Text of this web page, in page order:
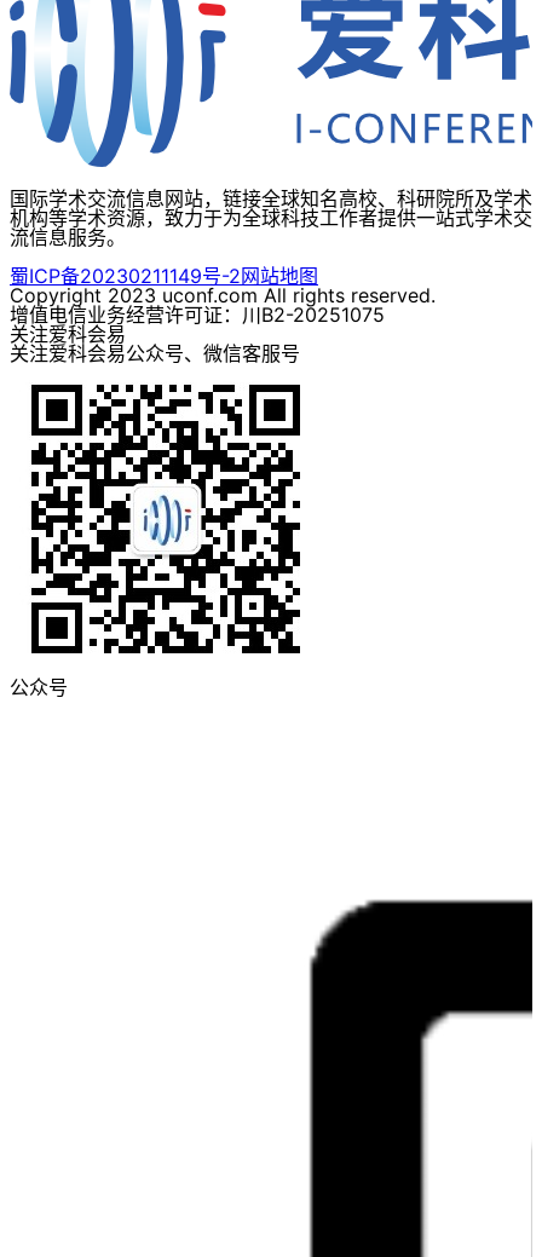
国际学术交流信息网站，链接全球知名高校、科研院所及学术
机构等学术资源，致力于为全球科技工作者提供一站式学术交
流信息服务。
蜀ICP备20230211149号-2网站地图
Copyright 2023 uconf.com All rights reserved.
增值电信业务经营许可证：川B2-20251075
关注爱科会易
关注爱科会易公众号、微信客服号
公众号